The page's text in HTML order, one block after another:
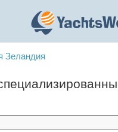
Зеландия